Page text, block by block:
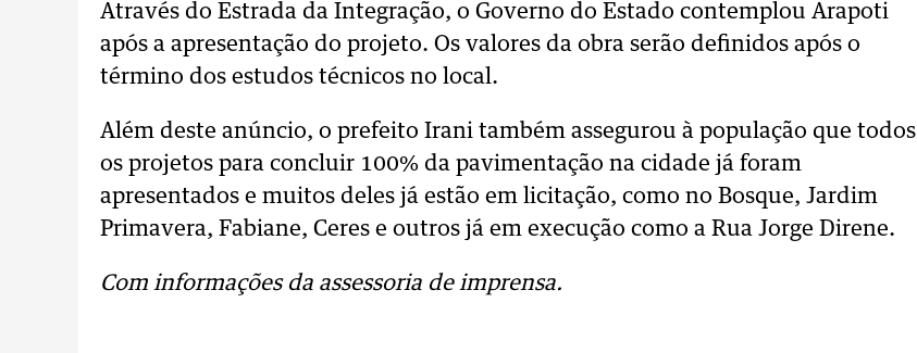
Através do Estrada da Integração, o Governo do Estado contemplou Arapoti
após a apresentação do projeto. Os valores da obra serão definidos após o
término dos estudos técnicos no local.
Além deste anúncio, o prefeito Irani também assegurou à população que todos
os projetos para concluir 100% da pavimentação na cidade já foram
apresentados e muitos deles já estão em licitação, como no Bosque, Jardim
Primavera, Fabiane, Ceres e outros já em execução como a Rua Jorge Direne.
Com informações da assessoria de imprensa.